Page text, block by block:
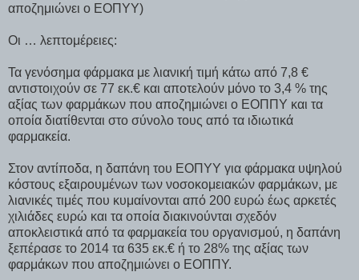
αποζημιώνει ο ΕΟΠΥΥ)
Οι … λεπτομέρειες:
Τα γενόσημα φάρμακα με λιανική τιμή κάτω από 7,8 €
αντιστοιχούν σε 77 εκ.€ και αποτελούν μόνο το 3,4 % της
αξίας των φαρμάκων που αποζημιώνει ο ΕΟΠΠΥ και τα
οποία διατίθενται στο σύνολο τους από τα ιδιωτικά
φαρμακεία.
Στον αντίποδα, η δαπάνη του ΕΟΠΥΥ για φάρμακα υψηλού
κόστους εξαιρουμένων των νοσοκομειακών φαρμάκων, με
λιανικές τιμές που κυμαίνονται από 200 ευρώ έως αρκετές
χιλιάδες ευρώ και τα οποία διακινούνται σχεδόν
αποκλειστικά από τα φαρμακεία του οργανισμού, η δαπάνη
ξεπέρασε το 2014 τα 635 εκ.€ ή το 28% της αξίας των
φαρμάκων που αποζημιώνει ο ΕΟΠΠΥ.